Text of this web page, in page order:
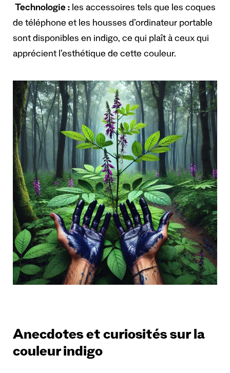
Technologie : les accessoires tels que les coques
de téléphone et les housses d’ordinateur portable
sont disponibles en indigo, ce qui plaît à ceux qui
apprécient l’esthétique de cette couleur.
Anecdotes et curiosités sur la
couleur indigo